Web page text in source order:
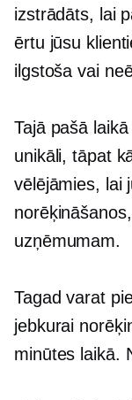
izstrādāts, lai
ērtu jūsu
ilgstoša vai
Tajā pašā
unikāli, tāpat
vēlējāmies, lai
uzņēmumam.
Tagad varat
jebkurai
minūtes laikā.